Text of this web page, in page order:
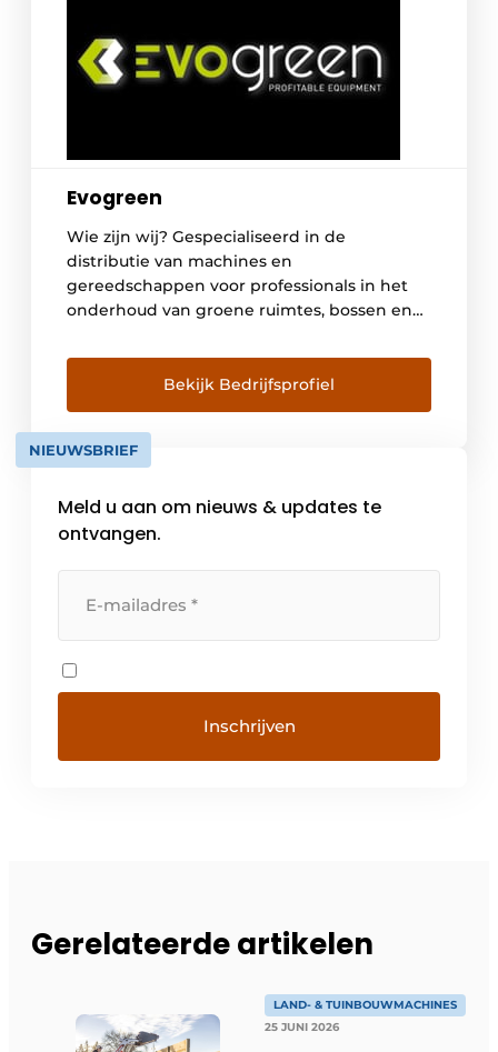
Evogreen
Wie zijn wij? Gespecialiseerd in de
distributie van machines en
gereedschappen voor professionals in het
onderhoud van groene ruimtes, bossen en
gerenommeerde fabrikanten en leiders in
hun respectievelijke markten! Ons team zet
zich in om al zijn klanten en partners te
voorzien van het beste advies en de meest
[…]
Bekijk Bedrijfsprofiel
NIEUWSBRIEF
Meld u aan om nieuws & updates te
ontvangen.
Gerelateerde artikelen
LAND- & TUINBOUWMACHINES
25 JUNI 2026